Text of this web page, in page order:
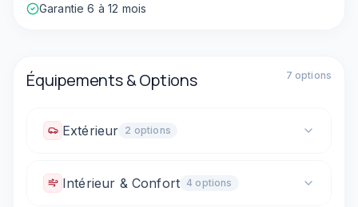
Garantie 6 à 12 mois
Équipements & Options 7 options
Extérieur 2 options
Rétroviseurs électriques
Rétroviseurs dégivrants
Intérieur & Confort 4 options